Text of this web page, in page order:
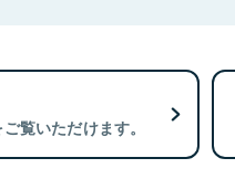
覧いただけます。